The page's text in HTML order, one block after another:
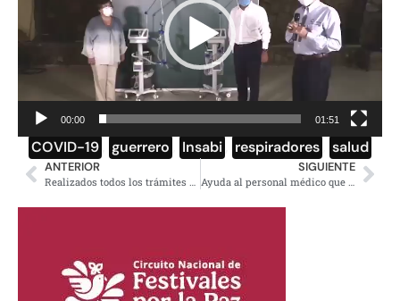
00:00 01:51
COVID-19 guerrero Insabi respiradores salud
ANTERIOR
Realizados todos los trámites para extraditar exgobernador César Duarte
SIGUIENTE
Ayuda al personal médico que lucha contra el Covid-19, haz un donativo